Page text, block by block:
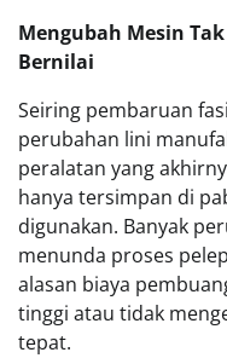
Mengubah Mesin
Bernilai
Seiring pembaruan
perubahan lini
peralatan yang
hanya tersimpan di
digunakan. Banyak
menunda proses
alasan biaya
tinggi atau tidak
tepat.